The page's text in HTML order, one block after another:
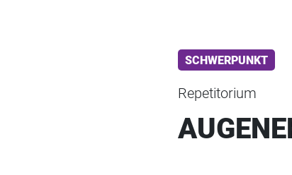
SCHWERPUNKT
Repetitorium